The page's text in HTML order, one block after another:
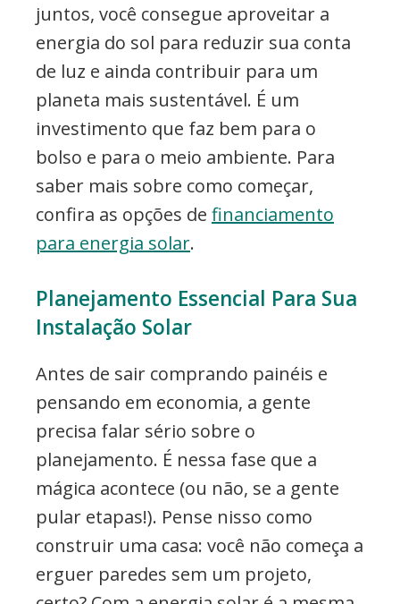
juntos, você consegue aproveitar a
energia do sol para reduzir sua conta
de luz e ainda contribuir para um
planeta mais sustentável. É um
investimento que faz bem para o
bolso e para o meio ambiente. Para
saber mais sobre como começar,
confira as opções de financiamento
para energia solar.
Planejamento Essencial Para Sua
Instalação Solar
Antes de sair comprando painéis e
pensando em economia, a gente
precisa falar sério sobre o
planejamento. É nessa fase que a
mágica acontece (ou não, se a gente
pular etapas!). Pense nisso como
construir uma casa: você não começa a
erguer paredes sem um projeto,